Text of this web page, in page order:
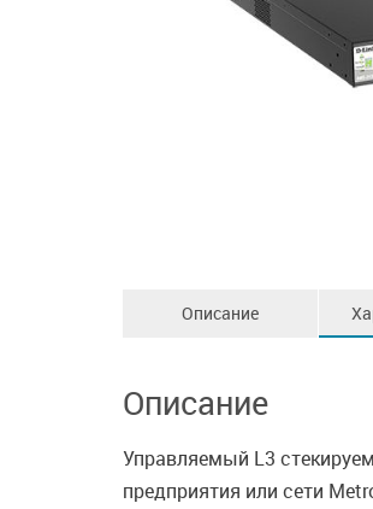
Описание
Описание
Управляемый L3
предприятия или сети